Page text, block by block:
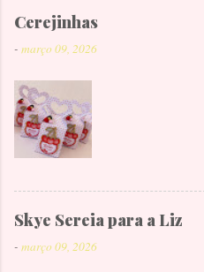
Cerejinhas
- março 09, 2026
Skye Sereia para a Liz
- março 09, 2026